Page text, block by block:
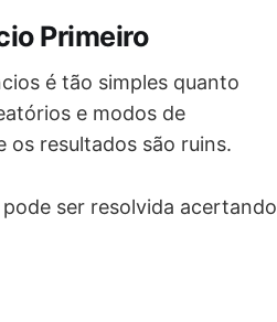
Primeiro
é tão simples quanto
e modos de
resultados são ruins.
ser resolvida acertando